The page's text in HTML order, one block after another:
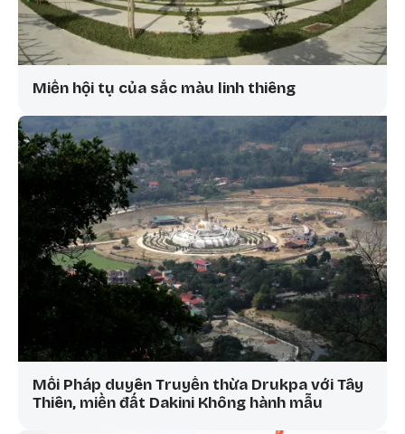
Miền hội tụ của sắc màu linh thiêng
Mối Pháp duyên Truyền thừa Drukpa với Tây
Thiên, miền đất Dakini Không hành mẫu